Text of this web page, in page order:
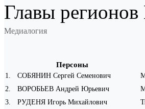
Главы
Медиалогия
Персоны
1 СОБЯНИН Сергей Семенович
2
ВОРОБЬЕВ Андрей Юрьевич
3
РУДЕНЯ Игорь Михайлович